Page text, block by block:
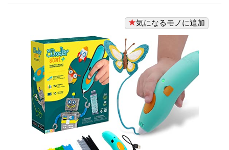
気になるモノに追加